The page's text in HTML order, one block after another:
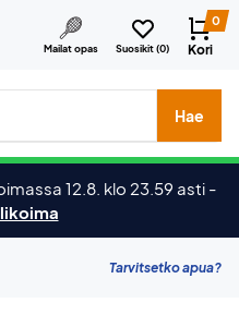
Mailat opas Suosikit (0)
0
Kori
jne.
Hae
12.8. klo 23.59 asti -
Tarvitsetko apua?